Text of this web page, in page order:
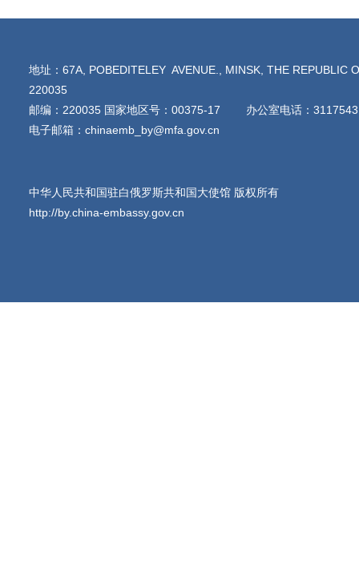
地址：67A, POBEDITELEY AVENUE., MINSK, THE REPUBLIC
220035
邮编：220035 国家地区号：00375-17 办公室电话：3117543
电子邮箱：chinaemb_by@mfa.gov.cn
中华人民共和国驻白俄罗斯共和国大使馆 版权所有
http://by.china-embassy.gov.cn